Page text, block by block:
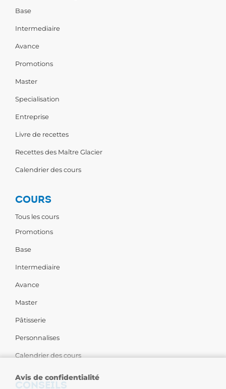
Base
Intermediaire
Avance
Promotions
Master
Specialisation
Entreprise
Livre de recettes
Recettes des Maître Glacier
Calendrier des cours
COURS
Tous les cours
Promotions
Base
Intermediaire
Avance
Master
Pâtisserie
Personnalises
Calendrier des cours
CONSEILS
Avis de confidentialité